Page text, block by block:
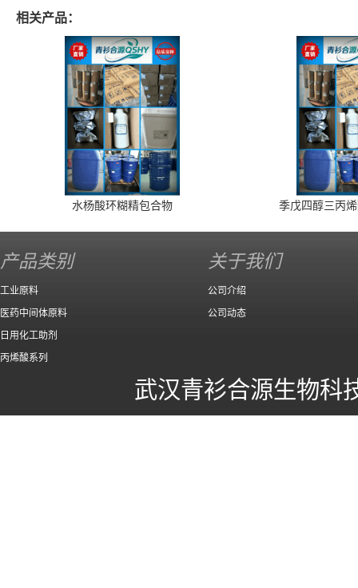
相关产品：
水杨酸环糊精包合物 季戊四醇三丙
产品类别
工业原料
医药中间体原料
日用化工助剂
丙烯酸系列
关于我们
公司介绍
公司动态
武汉青衫合源生物科